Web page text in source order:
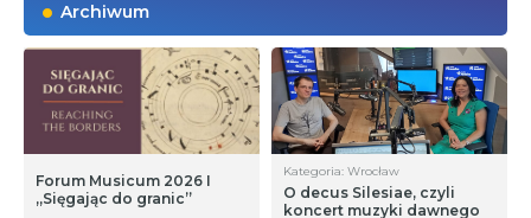
Archiwum
Forum Musicum 2026 I
„Sięgając do granic”
Kategoria: Wrocław
O decus Silesiae, czyli
koncert muzyki dawnego